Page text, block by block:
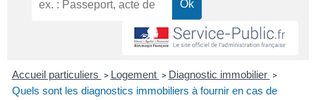
Accueil particuliers > Logement > Diagnostic immobilier >
Quels sont les diagnostics immobiliers à fournir en cas de